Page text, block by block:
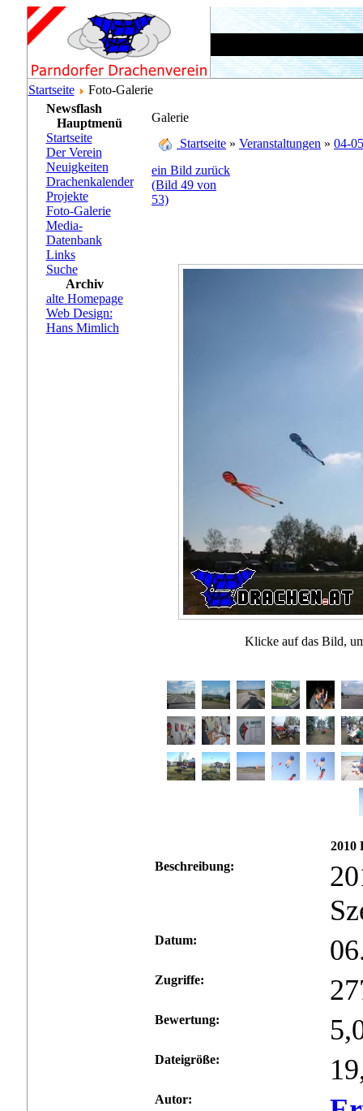
Startseite
Foto-Galerie
Newsflash
Hauptmenü
Startseite
Der Verein
Neuigkeiten
Drachenkalender
Projekte
Foto-Galerie
Media-
Datenbank
Links
Suche
Archiv
alte Homepage
Web Design:
Hans Mimlich
Galerie
Startseite » Veranstaltungen » 04-
ein Bild zurück
(Bild 49 von
53)
Klicke auf das Bild,
2010
Beschreibung:
Datum:
Zugriffe:
Bewertung:
Dateigröße:
Autor: